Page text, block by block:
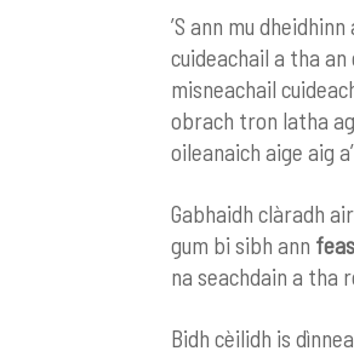
’S ann mu
cuideachail a tha
misneachail
obrach tron latha
oileanaich aige aig
Gabhaidh clàradh
gum bi sibh ann
na seachdain a
Bidh cèilidh is